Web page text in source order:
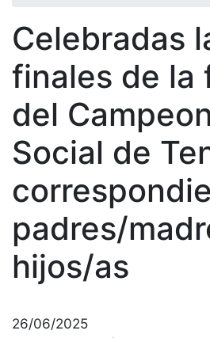
Historia
Nuestra
historia
Cronología
Presidentes
Organización
Junta
directiva
Comisiones
y comités
Estructura
ejecutiva
Fundación
Celebradas
finales de la
del
Social de
padres/
hijos/as
26/06/2025